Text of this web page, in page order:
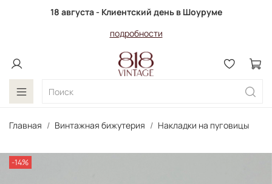
18 августа - Клиентский день в Шоуруме
подробности
Главная Винтажная бижутерия Накладки на пуговицы
-14%